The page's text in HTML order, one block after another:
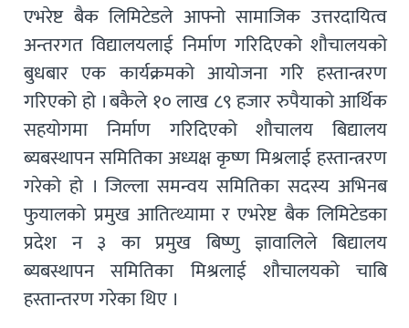
एभरेष्ट बैक लिमिटेडले आफ्नो सामाजिक उत्तरदायित्व
अन्तरगत विद्यालयलाई निर्माण गरिदिएको शौचालयको
बुधबार एक कार्यक्रमको आयोजना गरि हस्तान्त्ररण
गरिएको हो । बकैले १० लाख ८९ हजार रुपैयाको आर्थिक
सहयोगमा निर्माण गरिदिएको शौचालय बिद्यालय
ब्यबस्थापन समितिका अध्यक्ष कृष्ण मिश्रलाई हस्तान्त्ररण
गरेको हो । जिल्ला समन्वय समितिका सदस्य अभिनब
फुयालको प्रमुख आतित्थ्यामा र एभरेष्ट बैक लिमिटेडका
प्रदेश न ३ का प्रमुख बिष्णु ज्ञावालिले बिद्यालय
ब्यबस्थापन समितिका मिश्रलाई शौचालयको चाबि
हस्तान्तरण गरेका थिए ।